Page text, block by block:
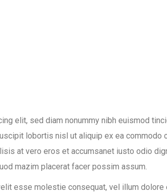
elit, sed diam nonummy nibh euismod
lobortis nisl ut aliquip ex ea commodo
at vero eros et accumsanet iusto odio
mazim placerat facer possim assum.
esse molestie consequat, vel illum